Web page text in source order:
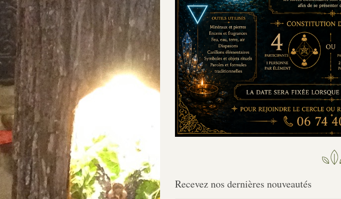
Recevez nos dernières nouveautés